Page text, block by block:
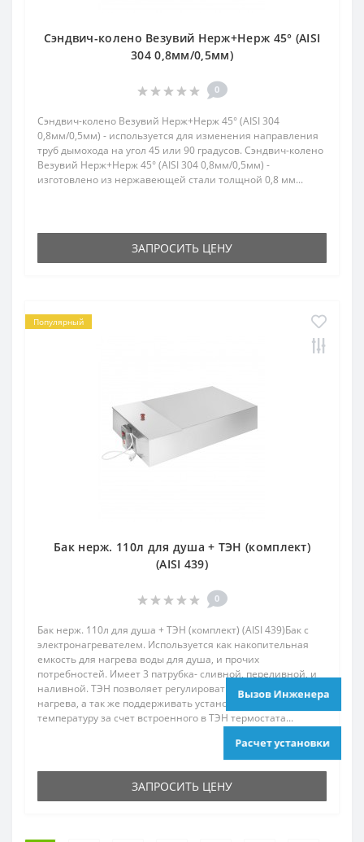
Сэндвич-колено Везувий Нерж+Нерж 45° (AISI
304 0,8мм/0,5мм)
0
Сэндвич-колено Везувий Нерж+Нерж 45° (AISI 304
0,8мм/0,5мм) - используется для изменения направления
труб дымохода на угол 45 или 90 градусов. Сэндвич-колено
Везувий Нерж+Нерж 45° (AISI 304 0,8мм/0,5мм) -
изготовлено из нержавеющей стали толщной 0,8 мм...
ЗАПРОСИТЬ ЦЕНУ
Популярный
Бак нерж. 110л для душа + ТЭН (комплект)
(AISI 439)
0
Бак нерж. 110л для душа + ТЭН (комплект) (AISI 439)Бак с
электронагревателем. Используется как накопительная
емкость для нагрева воды для душа, и прочих
потребностей. Имеет 3 патрубка- сливной, переливной, и
наливной. ТЭН позволяет регулировать температуру
нагрева, а так же поддерживать установленную
температуру за счет встроенного в ТЭН термостата...
ЗАПРОСИТЬ ЦЕНУ
Расчет установки
Вызов Инженера